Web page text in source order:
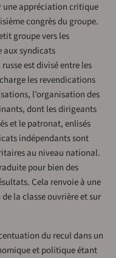
une appréciation critique
congrès du groupe.
groupe vers les
aux syndicats
est divisé entre les
les revendications
l’organisation des
dont les dirigeants
et le patronat, enlisés
indépendants sont
au niveau national.
pour bien des
Cela renvoie à une
la classe ouvrière et sur
du recul dans un
et politique étant